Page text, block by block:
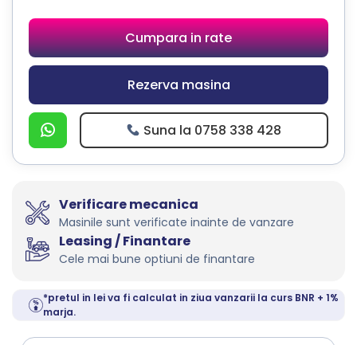
Cumpara in rate
Rezerva masina
Suna la 0758 338 428
Verificare mecanica
Masinile sunt verificate inainte de vanzare
Leasing / Finantare
Cele mai bune optiuni de finantare
*pretul in lei va fi calculat in ziua vanzarii la curs BNR + 1%
marja.